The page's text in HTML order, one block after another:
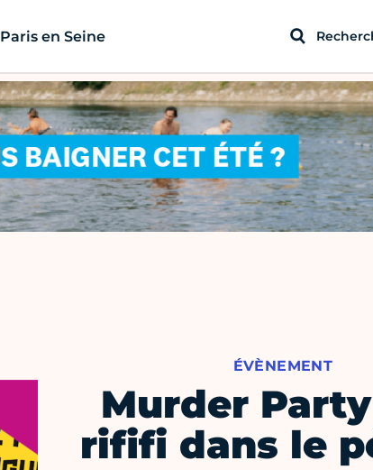
Paris en Seine
ÉVÈNEMENT
Murder
rififi dans le